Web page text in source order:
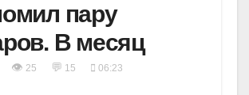
пару
В месяц
👁 25 💬 15 06:23